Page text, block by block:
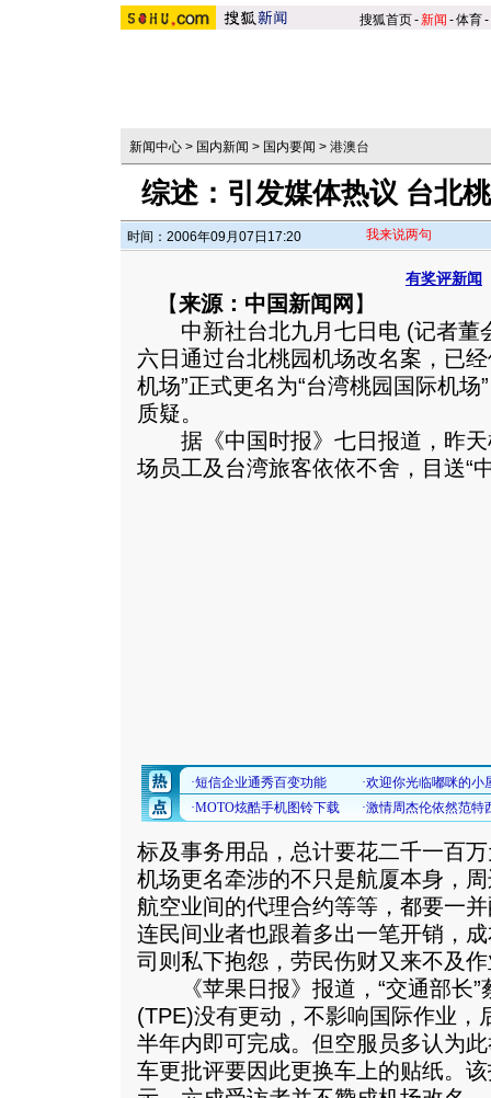
搜狐首页-新闻 -体育-
新闻中心 > 国内新闻 > 国内要闻 > 港澳台
综述：引发媒体热议 台北
时间：2006年09月07日17:20 我来说两句
有奖评新闻
【来源：中国新闻网 】
中新社台北九月七日电 (记者董
六日通过台北桃园机场改名案，已
机场”正式更名为“台湾桃园国际机
质疑。
据《中国时报》七日报道，昨天
场员工及台湾旅客依依不舍，目送“
标及事务用品，总计要花二千一百
机场更名牵涉的不只是航厦本身，
航空业间的代理合约等等，都要一
连民间业者也跟着多出一笔开销，
司则私下抱怨，劳民伤财又来不及
《苹果日报》报道，“交通部长”
(TPE)没有更动，不影响国际作业，
半年内即可完成。但空服员多认为
车更批评要因此更换车上的贴纸。